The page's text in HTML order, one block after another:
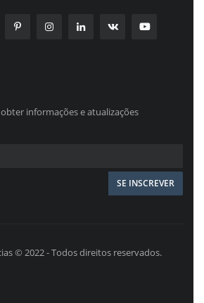
informações e atualizações
© 2022 - Todos direitos reservados.